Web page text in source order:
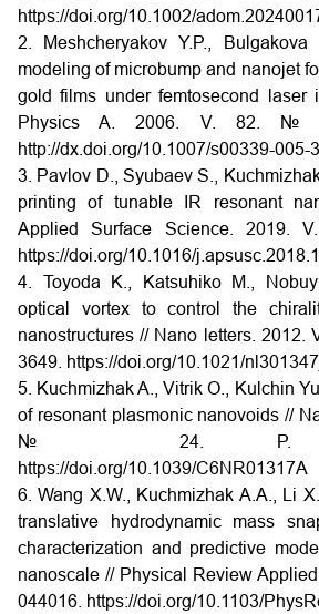
https://doi.org/10.1002/
2. Meshcheryakov Y.P., Bulgakova
modeling of microbump and nanojet
gold films under femtosecond laser
Physics A. 2006. V. 82. №
http://dx.doi.org/10.1007/s00339-005-
3. Pavlov D., Syubaev S.,
printing of tunable IR resonant
Applied Surface Science. 2019.
https://doi.org/10.1016/
4. Toyoda K., Katsuhiko M.,
optical vortex to control the
nanostructures // Nano letters.
3649. https://doi.org/10.1021/
5. Kuchmizhak A., Vitrik O., Kulchin
of resonant plasmonic nanovoids //
№ 24. P.
https://doi.org/10.1039/C6NR01317A
6. Wang X.W., Kuchmizhak A.A., Li
translative hydrodynamic mass
characterization and predictive
nanoscale // Physical Review
044016. https://doi.org/10.1103/